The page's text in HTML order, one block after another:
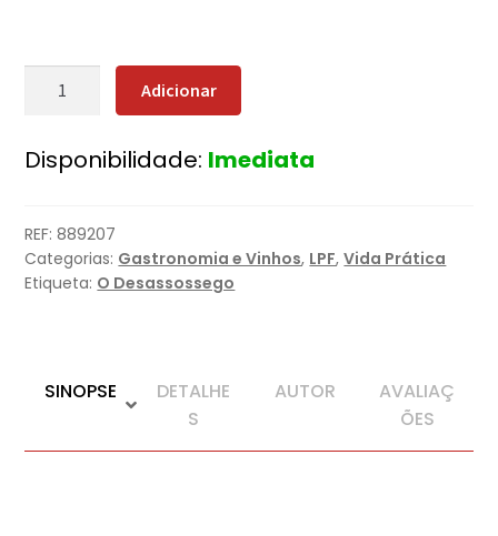
Quantidade
à
Adicionar
Disponibilidade: Imediata
REF:889207
Categorias: Gastronomia e Vinhos, LPF,Vida Prática
Etiqueta: O Desassossego
SINOPSE
DETALHE
S
AUTOR
AVALIAÇ
ÕES